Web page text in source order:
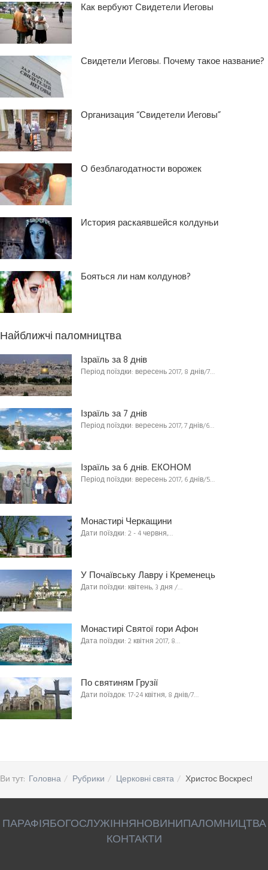
Как вербуют Свидетели Иеговы
Свидетели Иеговы. Почему такое название?
Организация “Свидетели Иеговы”
О безблагодатности ворожек
История раскаявшейся колдуньи
Бояться ли нам колдунов?
Найближчі паломництва
Ізраїль за 8 днів
Період поїздки: вересень 2017, 8 днів/7…
Ізраїль за 7 днів
Період поїздки: вересень 2017, 7 днів/6…
Ізраїль за 6 днів. ЕКОНОМ
Період поїздки: вересень 2017, 6 днів/5…
Монастирі Черкащини
Дати поїздки: 2 - 4 червня,…
У Почаївську Лавру і Кременець
Дати поїздки: квітень, 3 дня /…
Монастирі Святої гори Афон
Дата поїздки: 2 квітня 2017, 8…
По святиням Грузії
Дати поїздок: 17-24 квітня, 8 днів/7…
Ви тут: Головна Рубрики Церковні свята Христос Воскрес!
ПАРАФІЯБОГОСЛУЖІННЯНОВИНИПАЛОМНИЦТВА
КОНТАКТИ